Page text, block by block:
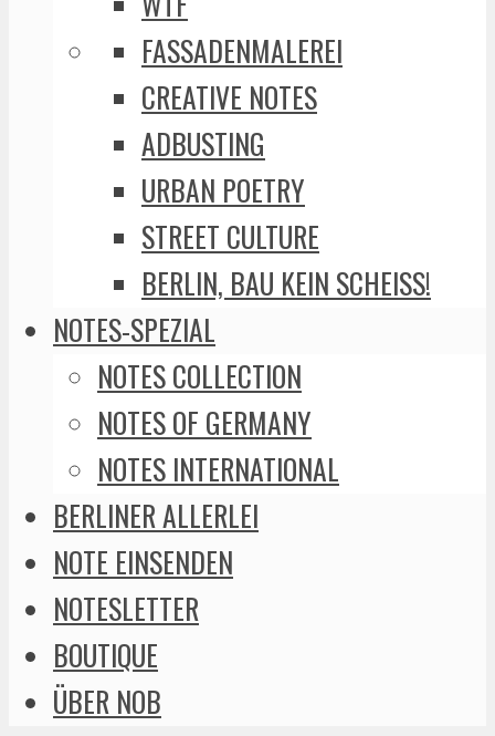
FASSADENMALEREI
CREATIVE NOTES
ADBUSTING
URBAN POETRY
STREET CULTURE
BERLIN, BAU KEIN SCHEISS!
NOTES-SPEZIAL
NOTES COLLECTION
NOTES OF GERMANY
NOTES INTERNATIONAL
BERLINER ALLERLEI
NOTE EINSENDEN
NOTESLETTER
BOUTIQUE
ÜBER NOB